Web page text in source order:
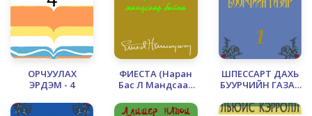
ОРЧУУЛАХ
ЭРДЭМ - 4
ФИЕСТА (Наран
Бас Л Мандсаар
ШПЕССАРТ ДАХЬ
БУУРЧИЙН ГАЗАР